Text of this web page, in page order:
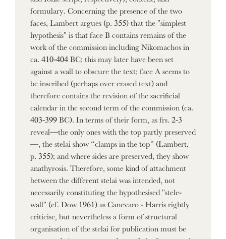
formulary. Concerning the presence of the two
faces, Lambert argues (p. 355) that the "simplest
hypothesis" is that face B contains remains of the
work of the commission including Nikomachos in
ca. 410-404 BC; this may later have been set
against a wall to obscure the text; face A seems to
be inscribed (perhaps over erased text) and
therefore contains the revision of the sacrificial
calendar in the second term of the commission (ca.
403-399 BC). In terms of their form, as frs. 2-3
reveal—the only ones with the top partly preserved
—, the stelai show “clamps in the top” (Lambert,
p. 355); and where sides are preserved, they show
anathyrosis. Therefore, some kind of attachment
between the different stelai was intended, not
necessarily constituting the hypothesised "stele-
wall" (cf. Dow 1961) as Canevaro - Harris rightly
criticise, but nevertheless a form of structural
organisation of the stelai for publication must be